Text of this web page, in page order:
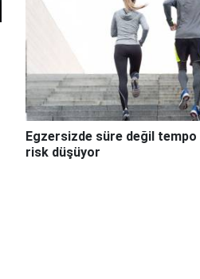
Egzersizde süre değil
risk düşüyor